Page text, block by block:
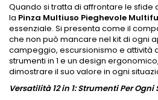
Quando si tratta di affrontare le sfide
la Pinza Multiuso Pieghevole
essenziale. Si presenta come il
che non può mancare nel kit di ogni
campeggio, escursionismo e attività
strumenti in 1 e un design
dimostrare il suo valore in ogni
Versatilità 12 in 1: Strumenti Per Ogni